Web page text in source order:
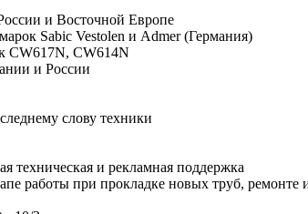
и Восточной Европе
Sabic Vestolen и Admer (Германия)
CW617N, CW614N
и России
слову техники
и рекламная поддержка
работы при прокладке новых труб, ремонте